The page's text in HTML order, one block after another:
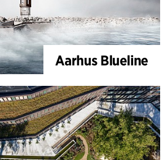
Aarhus Blueline